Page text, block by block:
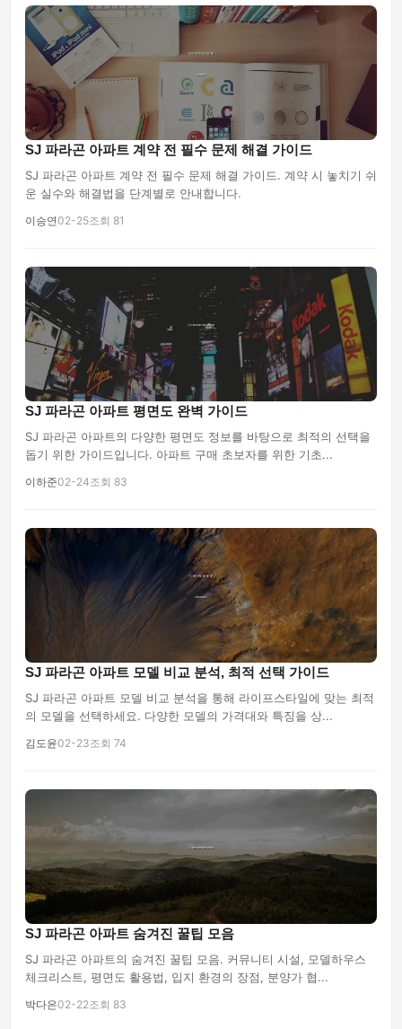
SJ 파라곤 아파트 계약 전 필수 문제 해결 가이드
SJ 파라곤 아파트 계약 전 필수 문제 해결 가이드. 계약 시 놓치기 쉬
운 실수와 해결법을 단계별로 안내합니다.
이승연02-25조회 81
SJ 파라곤 아파트 평면도 완벽 가이드
SJ 파라곤 아파트의 다양한 평면도 정보를 바탕으로 최적의 선택을
돕기 위한 가이드입니다. 아파트 구매 초보자를 위한 기초...
이하준02-24조회 83
SJ 파라곤 아파트 모델 비교 분석, 최적 선택 가이드
SJ 파라곤 아파트 모델 비교 분석을 통해 라이프스타일에 맞는 최적
의 모델을 선택하세요. 다양한 모델의 가격대와 특징을 상...
김도윤02-23조회 74
SJ 파라곤 아파트 숨겨진 꿀팁 모음
SJ 파라곤 아파트의 숨겨진 꿀팁 모음. 커뮤니티 시설, 모델하우스
체크리스트, 평면도 활용법, 입지 환경의 장점, 분양가 협...
박다은02-22조회 83